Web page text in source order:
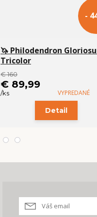
-
🦄 Philodendron
Tricolor
€ 160
€ 89,99
/ks VYPREDANÉ
Detail